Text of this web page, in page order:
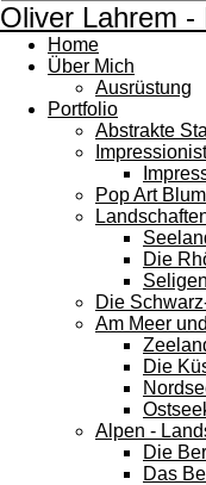
Oliver Lahrem -
Home
Über Mich
Ausrüstung
Portfolio
Abstrakte
Pop Art
Die
Die
Am Meer
Die
Alpen -
Die
Das